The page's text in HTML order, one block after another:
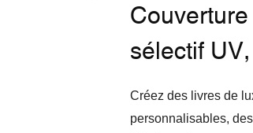
sélectif
Créez des livres de
personnalisables,